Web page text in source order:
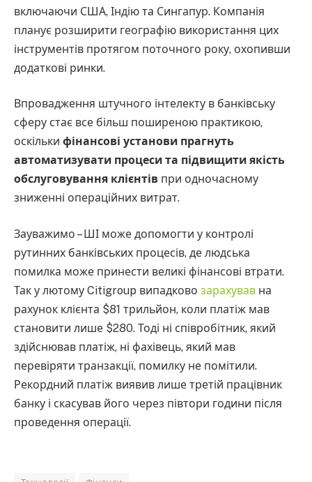
включаючи США, Індію та Сингапур. Компанія
планує розширити географію використання цих
інструментів протягом поточного року, охопивши
додаткові ринки.
Впровадження штучного інтелекту в банківську
сферу стає все більш поширеною практикою,
оскільки фінансові установи прагнуть
автоматизувати процеси та підвищити якість
обслуговування клієнтів при одночасному
зниженні операційних витрат.
Зауважимо – ШІ може допомогти у контролі
рутинних банківських процесів, де людська
помилка може принести великі фінансові втрати.
Так у лютому Citigroup випадково зарахував на
рахунок клієнта $81 трильйон, коли платіж мав
становити лише $280. Тоді ні співробітник, який
здійснював платіж, ні фахівець, який мав
перевіряти транзакції, помилку не помітили.
Рекордний платіж виявив лише третій працівник
банку і скасував його через півтори години після
проведення операції.